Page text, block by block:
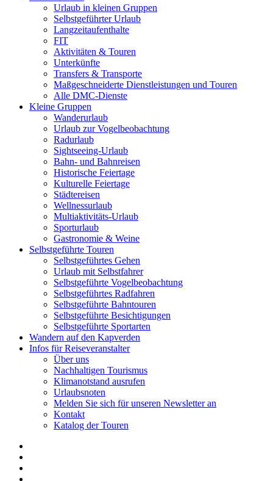
Urlaub in kleinen Gruppen
Selbstgeführter Urlaub
Langzeitaufenthalte
FIT
Aktivitäten & Touren
Unterkünfte
Transfers & Transporte
Maßgeschneiderte Dienstleistungen und Touren
Alle DMC-Dienste
Kleine Gruppen
Wanderurlaub
Urlaub zur Vogelbeobachtung
Radurlaub
Sightseeing-Urlaub
Bahn- und Bahnreisen
Historische Feiertage
Kulturelle Feiertage
Städtereisen
Wellnessurlaub
Multiaktivitäts-Urlaub
Sporturlaub
Gastronomie & Weine
Selbstgeführte Touren
Selbstgeführtes Gehen
Urlaub mit Selbstfahrer
Selbstgeführte Vogelbeobachtung
Selbstgeführtes Radfahren
Selbstgeführte Bahntouren
Selbstgeführte Besichtigungen
Selbstgeführte Sportarten
Wandern auf den Kapverden
Infos für Reiseveranstalter
Über uns
Nachhaltigen Tourismus
Klimanotstand ausrufen
Urlaubsnoten
Melden Sie sich für unseren Newsletter an
Kontakt
Katalog der Touren